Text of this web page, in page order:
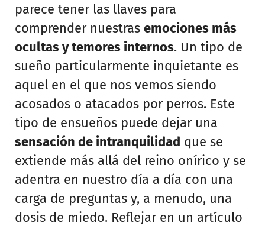
parece tener las llaves para
comprender nuestras emociones más
ocultas y temores internos. Un tipo de
sueño particularmente inquietante es
aquel en el que nos vemos siendo
acosados o atacados por perros. Este
tipo de ensueños puede dejar una
sensación de intranquilidad que se
extiende más allá del reino onírico y se
adentra en nuestro día a día con una
carga de preguntas y, a menudo, una
dosis de miedo. Reflejar en un artículo